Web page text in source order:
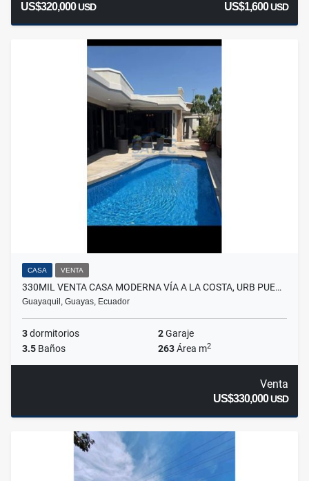
US$320,000USD US$1,600USD
CASA VENTA
330MIL VENTA CASA MODERNA VÍA A LA COSTA, URB PUE…
Guayaquil, Guayas, Ecuador
3dormitorios 2Garaje
3.5 Baños 263Área m2
Venta
US$330,000USD